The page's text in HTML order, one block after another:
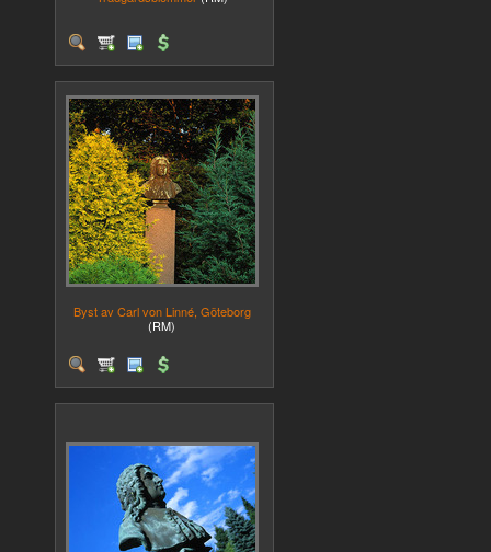
Byst av Carl von Linné, Göteborg
(RM)